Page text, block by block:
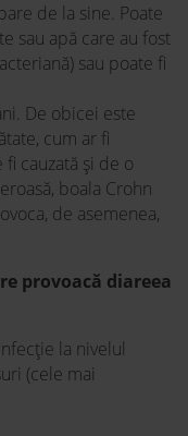
de la sine. Poate
sau apă care au fost
sau poate fi
De obicei este
cum ar fi
cauzată și de o
boala Crohn
de asemenea,
provoacă diareea
la nivelul
(cele mai